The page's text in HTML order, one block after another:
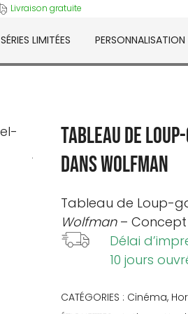
Livraison gratuite
SÉRIES LIMITÉES PERSONNALISATION
Tableau de
dans Wolfman
Tableau de Loup-
Wolfman–
Délai
10 jours
CATÉGORIES : Cinéma,